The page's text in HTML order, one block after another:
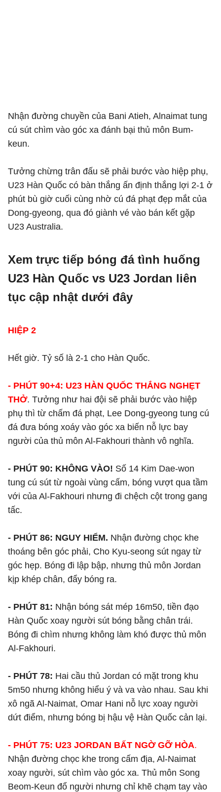
Nhận đường chuyền của Bani Atieh, Alnaimat tung
cú sút chìm vào góc xa đánh bại thủ môn Bum-
keun.
Tưởng chừng trân đấu sẽ phải bước vào hiệp phụ,
U23 Hàn Quốc có bàn thắng ấn định thắng lợi 2-1 ở
phút bù giờ cuối cùng nhờ cú đá phạt đẹp mắt của
Dong-gyeong, qua đó giành vé vào bán kết gặp
U23 Australia.
Xem trực tiếp bóng đá tình huống
U23 Hàn Quốc vs U23 Jordan liên
tục cập nhật dưới đây
HIỆP 2
Hết giờ. Tỷ số là 2-1 cho Hàn Quốc.
- PHÚT 90+4: U23 HÀN QUỐC THẮNG NGHẸT
THỞ. Tưởng như hai đội sẽ phải bước vào hiệp
phụ thì từ chấm đá phạt, Lee Dong-gyeong tung cú
đá đưa bóng xoáy vào góc xa biến nỗ lực bay
người của thủ môn Al-Fakhouri thành vô nghĩa.
- PHÚT 90: KHÔNG VÀO! Số 14 Kim Dae-won
tung cú sút từ ngoài vùng cấm, bóng vượt qua tầm
với của Al-Fakhouri nhưng đi chệch cột trong gang
tấc.
- PHÚT 86: NGUY HIỂM. Nhận đường chọc khe
thoáng bên góc phải, Cho Kyu-seong sút ngay từ
góc hẹp. Bóng đi lập bập, nhưng thủ môn Jordan
kịp khép chân, đẩy bóng ra.
- PHÚT 81: Nhận bóng sát mép 16m50, tiền đạo
Hàn Quốc xoay người sút bóng bằng chân trái.
Bóng đi chìm nhưng không làm khó được thủ môn
Al-Fakhouri.
- PHÚT 78: Hai cầu thủ Jordan có mặt trong khu
5m50 nhưng không hiểu ý và va vào nhau. Sau khi
xô ngã Al-Naimat, Omar Hani nỗ lực xoay người
dứt điểm, nhưng bóng bị hậu vệ Hàn Quốc cản lại.
- PHÚT 75: U23 JORDAN BẤT NGỜ GỠ HÒA.
Nhận đường chọc khe trong cấm địa, Al-Naimat
xoay người, sút chìm vào góc xa. Thủ môn Song
Beom-Keun đổ người nhưng chỉ khẽ chạm tay vào